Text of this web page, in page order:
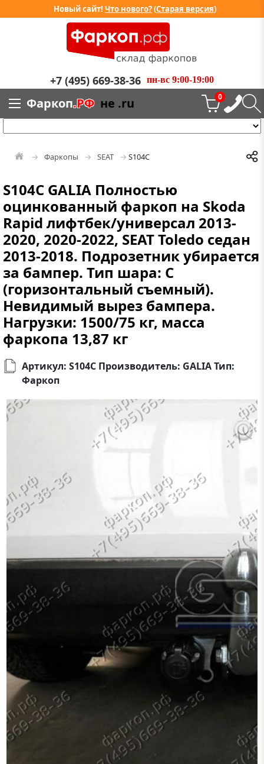
Новый сайт! Что нового?(Старая версия)
+7 (495) 669-38-36 пн-вс 9:00-19:00
Фаркоп.РФ не .ru 0
Фаркопы SEAT S104C
S104C GALIA Полностью
оцинкованный фаркоп на Skoda
Rapid лифтбек/универсал 2013-
2020, 2020-2022, SEAT Toledo седан
2013-2018. Подрозетник убирается
за бампер. Тип шара: C
(горизонтальный съемный).
Невидимый вырез бампера.
Нагрузки: 1500/75 кг, масса
фаркопа 13,87 кг
Артикул: S104C Производитель: GALIA Тип:
Фаркоп